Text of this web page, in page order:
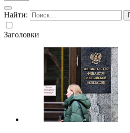
Найти:
Заголовки